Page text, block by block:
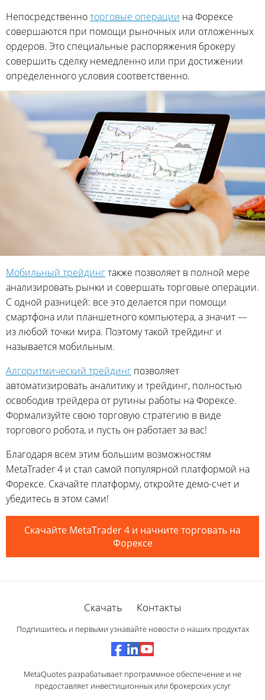
Непосредственноторговые операции на Форексе
совершаются при помощи рыночных или отложенных
ордеров. Это специальные распоряжения брокеру
совершить сделку немедленно или при достижении
определенного условия соответственно.
Мобильный трейдингтакже позволяет в полной мере
анализировать рынки и совершать торговые операции.
С одной разницей: все это делается при помощи
смартфона или планшетного компьютера, а значит —
из любой точки мира. Поэтому такой трейдинг и
называется мобильным.
Алгоритмический трейдинг позволяет
автоматизировать аналитику и трейдинг, полностью
освободив трейдера от рутины работы на Форексе.
Формализуйте свою торговую стратегию в виде
торгового робота, и пусть он работает за вас!
Благодаря всем этим большим возможностям
MetaTrader 4 и стал самой популярной платформой на
Форексе. Скачайте платформу, откройте демо-счет и
убедитесь в этом сами!
Скачайте MetaTrader 4 и начните торговать на
Форексе
Скачать Контакты
Подпишитесь и первыми узнавайте новости о наших продуктах
MetaQuotes разрабатывает программное обеспечение и не
предоставляет инвестиционных или брокерских услуг